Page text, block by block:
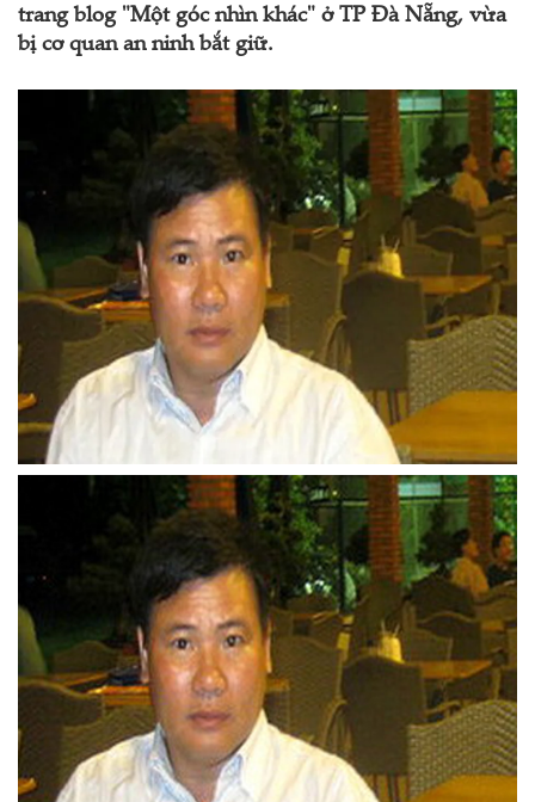
trang blog "Một góc nhìn khác" ở TP Đà Nẵng, vừa
bị cơ quan an ninh bắt giữ.